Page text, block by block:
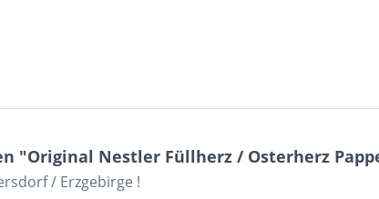
"Original Nestler Füllherz / Osterherz
/ Erzgebirge !